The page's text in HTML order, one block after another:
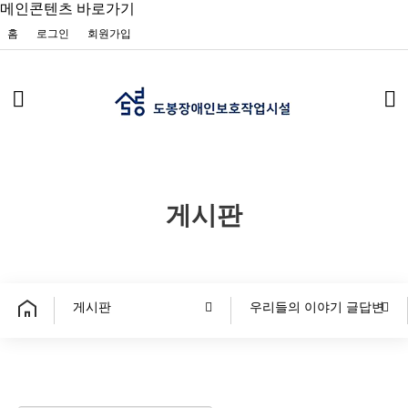
메인콘텐츠 바로가기
홈 로그인 회원가입
게시판
게시판 우리들의 이야기 글답변